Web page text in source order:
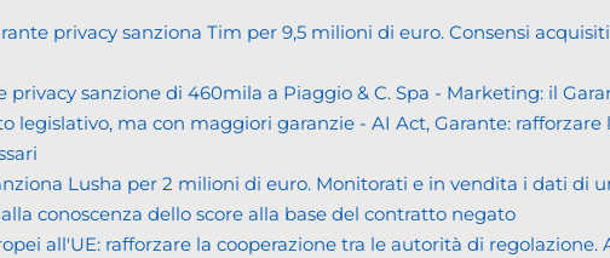
privacy sanziona Tim per 9,5 milioni di euro. Consensi
privacy sanzione di 460mila a Piaggio & C. Spa - Marketing: il
legislativo, ma con maggiori garanzie - AI Act, Garante:
Lusha per 2 milioni di euro. Monitorati e in vendita i dati di
conoscenza dello score alla base del contratto negato
all'UE: rafforzare la cooperazione tra le autorità di